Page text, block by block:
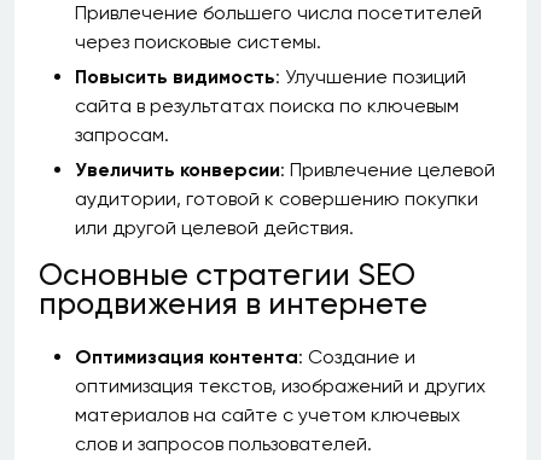
Привлечение большего числа посетителей
через поисковые системы.
Повысить видимость: Улучшение позиций
сайта в результатах поиска по ключевым
запросам.
Увеличить конверсии: Привлечение целевой
аудитории, готовой к совершению покупки
или другой целевой действия.
Основные стратегии SEO
продвижения в интернете
Оптимизация контента: Создание и
оптимизация текстов, изображений и других
материалов на сайте с учетом ключевых
слов и запросов пользователей.